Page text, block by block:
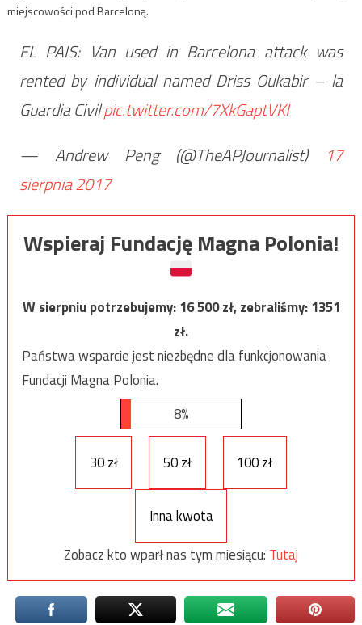
miejscowości pod Barceloną.
EL PAIS: Van used in Barcelona attack was
rented by individual named Driss Oukabir – la
Guardia Civilpic.twitter.com/7XkGaptVKI
— Andrew Peng (@TheAPJournalist)
17
sierpnia 2017
Wspieraj Fundację Magna Polonia!
W sierpniu potrzebujemy:16 500zł, zebraliśmy:1351
zł.
Państwa wsparcie jest niezbędne dla funkcjonowania
Fundacji Magna Polonia.
8%
30 zł 50 zł 100 zł
Inna kwota
Zobacz kto wparł nas tym miesiącu: Tutaj